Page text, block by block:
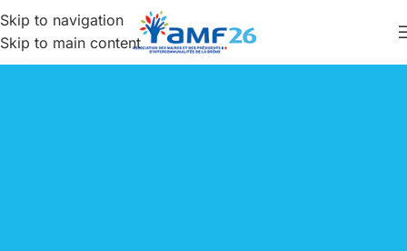
Skip to navigation
Skip to main content